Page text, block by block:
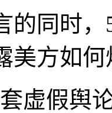
的同时
美方如
虚假舆